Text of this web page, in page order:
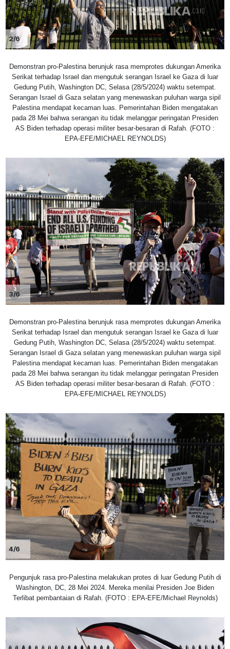
2/6
Demonstran pro-Palestina berunjuk rasa memprotes dukungan Amerika
Serikat terhadap Israel dan mengutuk serangan Israel ke Gaza di luar
Gedung Putih, Washington DC, Selasa (28/5/2024) waktu setempat.
Serangan Israel di Gaza selatan yang menewaskan puluhan warga sipil
Palestina mendapat kecaman luas. Pemerintahan Biden mengatakan
pada 28 Mei bahwa serangan itu tidak melanggar peringatan Presiden
AS Biden terhadap operasi militer besar-besaran di Rafah. (FOTO :
EPA-EFE/MICHAEL REYNOLDS)
3/6
Demonstran pro-Palestina berunjuk rasa memprotes dukungan Amerika
Serikat terhadap Israel dan mengutuk serangan Israel ke Gaza di luar
Gedung Putih, Washington DC, Selasa (28/5/2024) waktu setempat.
Serangan Israel di Gaza selatan yang menewaskan puluhan warga sipil
Palestina mendapat kecaman luas. Pemerintahan Biden mengatakan
pada 28 Mei bahwa serangan itu tidak melanggar peringatan Presiden
AS Biden terhadap operasi militer besar-besaran di Rafah. (FOTO :
EPA-EFE/MICHAEL REYNOLDS)
4/6
Pengunjuk rasa pro-Palestina melakukan protes di luar Gedung Putih di
Washington, DC, 28 Mei 2024. Mereka menilai Presiden Joe Biden
Terlibat pembantaian di Rafah. (FOTO : EPA-EFE/Michael Reynolds)